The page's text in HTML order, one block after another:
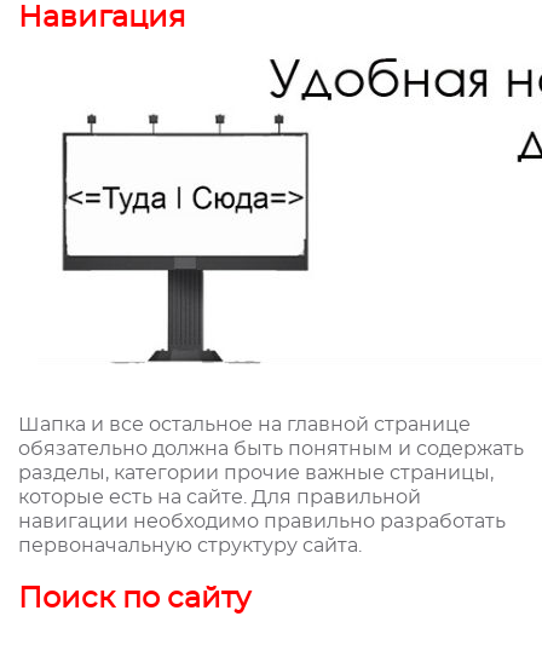
Навигация
Шапка и все остальное на главной странице
обязательно должна быть понятным и содержать
разделы, категории прочие важные страницы,
которые есть на сайте. Для правильной
навигации необходимо правильно разработать
первоначальную структуру сайта.
Поиск по сайту